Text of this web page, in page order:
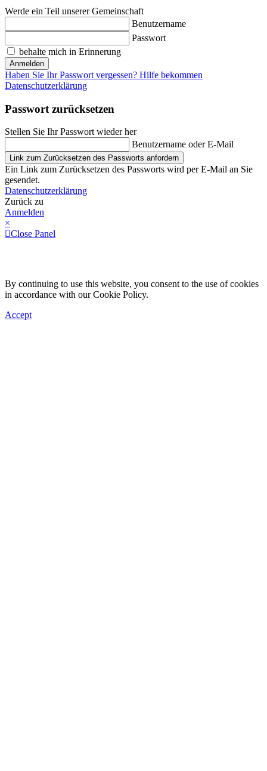
Werde ein Teil unserer Gemeinschaft
Benutzername
Passwort
behalte mich in Erinnerung
Anmelden
Haben Sie Ihr Passwort vergessen? Hilfe bekommen
Datenschutzerklärung
Passwort zurücksetzen
Stellen Sie Ihr Passwort wieder her
Benutzername oder E-Mail
Link zum Zurücksetzen des Passworts anfordern
Ein Link zum Zurücksetzen des Passworts wird per E-Mail an Sie
gesendet.
Datenschutzerklärung
Zurück zu
Anmelden
×
Close Panel
By continuing to use this website, you consent to the use of cookies
in accordance with our Cookie Policy.
Accept